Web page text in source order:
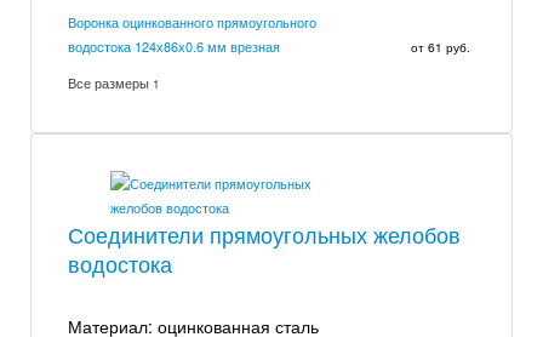
Воронка оцинкованного прямоугольного
водостока 124х86х0.6 мм врезная
от 61 руб.
Все размеры 1
Соединители прямоугольных желобов
водостока
Материал: оцинкованная сталь